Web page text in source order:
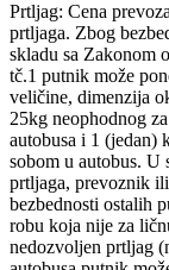
Prtljag: Cena
prtljaga. Zbog
skladu sa Zakonom
tč.1 putnik može
veličine, dimenzija
25kg neophodnog
autobusa i 1 (jedan)
sobom u autobus. U
prtljaga, prevoznik
bezbednosti ostalih
robu koja nije za
nedozvoljen prtljag